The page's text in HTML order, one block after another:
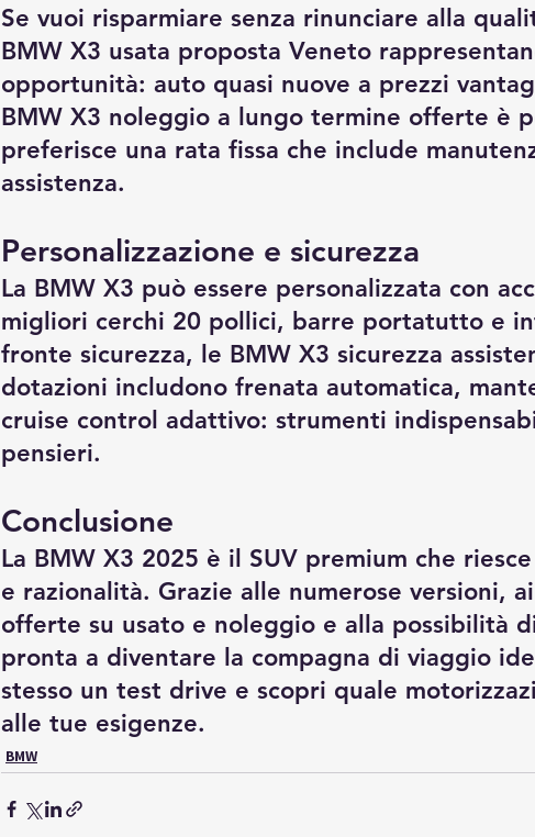
Se vuoi risparmiare senza rinunciare alla
BMW X3 usata proposta Veneto
opportunità: auto quasi nuove a prezzi
BMW X3 noleggio a lungo termine offerte è
preferisce una rata fissa che include
assistenza.
Personalizzazione e sicurezza
La BMW X3 può essere personalizzata con
migliori cerchi 20 pollici, barre portatutto e
fronte sicurezza, le BMW X3 sicurezza
dotazioni includono frenata automatica,
cruise control adattivo: strumenti
pensieri.
Conclusione
La BMW X3 2025 è il SUV premium che
e razionalità. Grazie alle numerose versioni,
offerte su usato e noleggio e alla possibilità
pronta a diventare la compagna di viaggio
stesso un test drive e scopri quale
alle tue esigenze.
BMW